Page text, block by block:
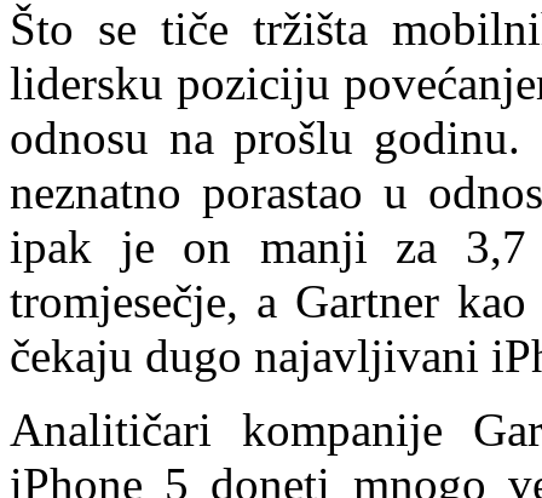
Što se tiče tržišta
lidersku poziciju
odnosu na prošlu
neznatno porastao u
ipak je on manji za 3,7
tromjesečje, a Gartner
čekaju dugo najavljivani
Analitičari kompanije
iPhone 5 doneti mnogo